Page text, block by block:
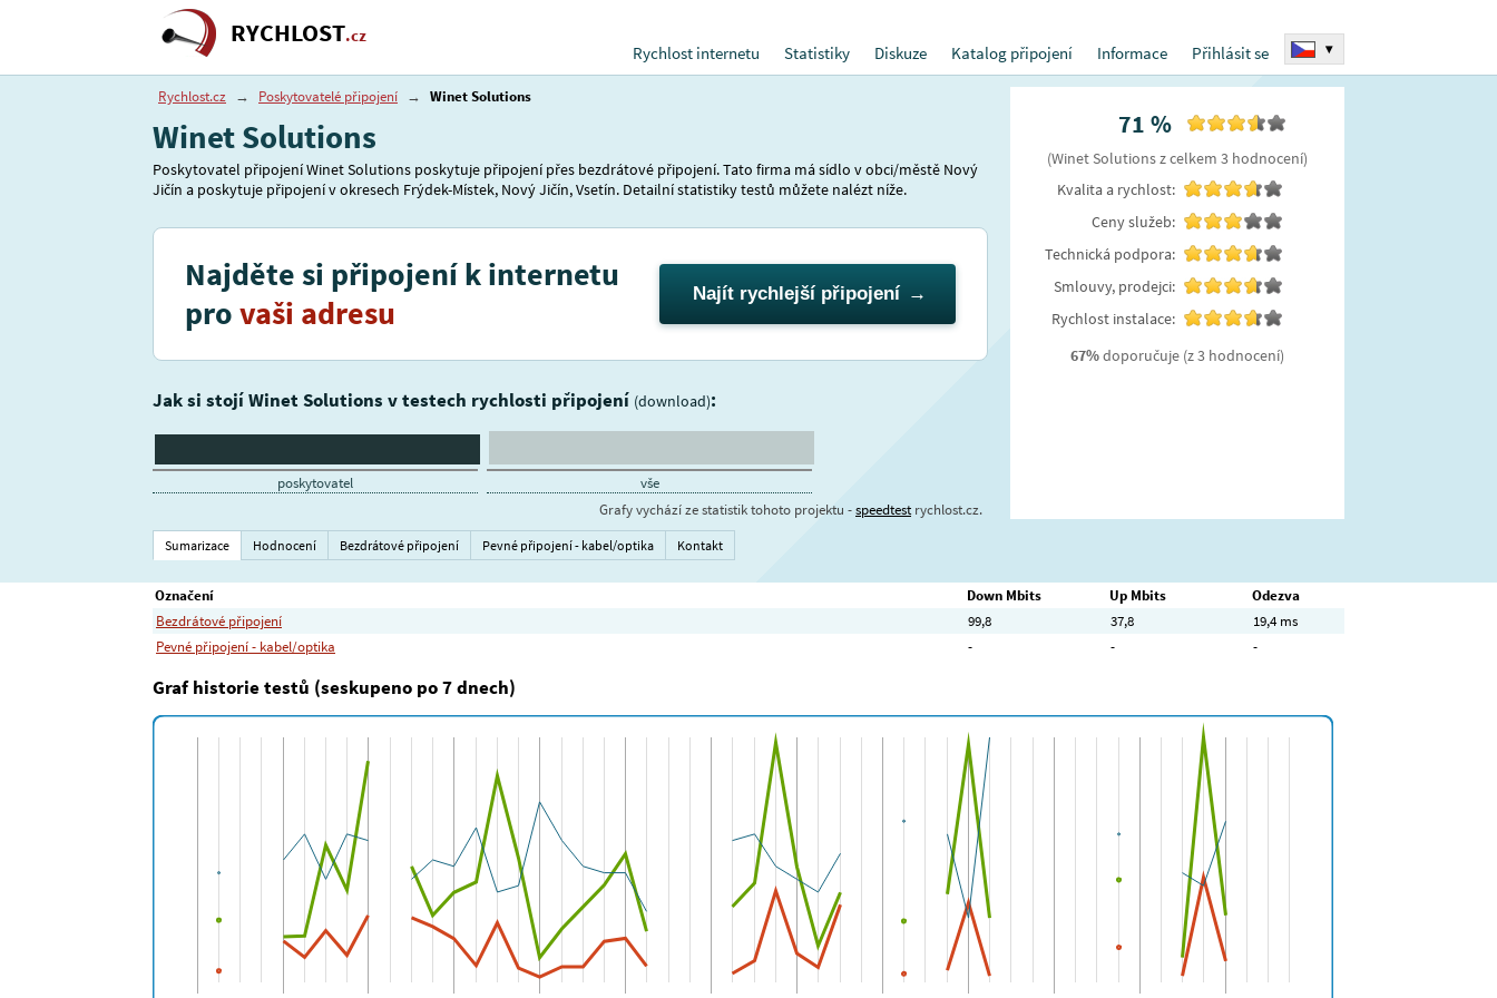
RYCHLOST.cz
Rychlost internetu
Statistiky Diskuze Katalog připojení Informace Přihlásit se ▾
Rychlost.cz → Poskytovatelé připojení → Winet Solutions
Winet Solutions
Poskytovatel připojení Winet Solutions poskytuje připojení přes bezdrátové připojení. Tato firma má sídlo v obci/městě Nový
Jičín a poskytuje připojení v okresech Frýdek-Místek, Nový Jičín, Vsetín. Detailní statistiky testů můžete nalézt níže.
Najděte si připojení k internetu
provaši adresu Najít rychlejší připojení
Jak si stojí Winet Solutions v testech rychlosti připojení (download):
poskytovatel
vše
Grafy vychází ze statistik tohoto projektu -speedtestrychlost.cz.
71 %
(Winet Solutionsz celkem 3 hodnocení)
Kvalita a rychlost:
Ceny služeb:
Technická podpora:
Smlouvy, prodejci:
Rychlost instalace:
67%doporučuje (z 3 hodnocení)
Sumarizace Hodnocení Bezdrátové připojení Pevné připojení - kabel/optika Kontakt
Označení Down Mbits Up Mbits
Odezva
Bezdrátové připojení
99,8 37,8
19,4 ms
Pevné připojení - kabel/optika
- - -
Graf historie testů (seskupeno po 7 dnech)